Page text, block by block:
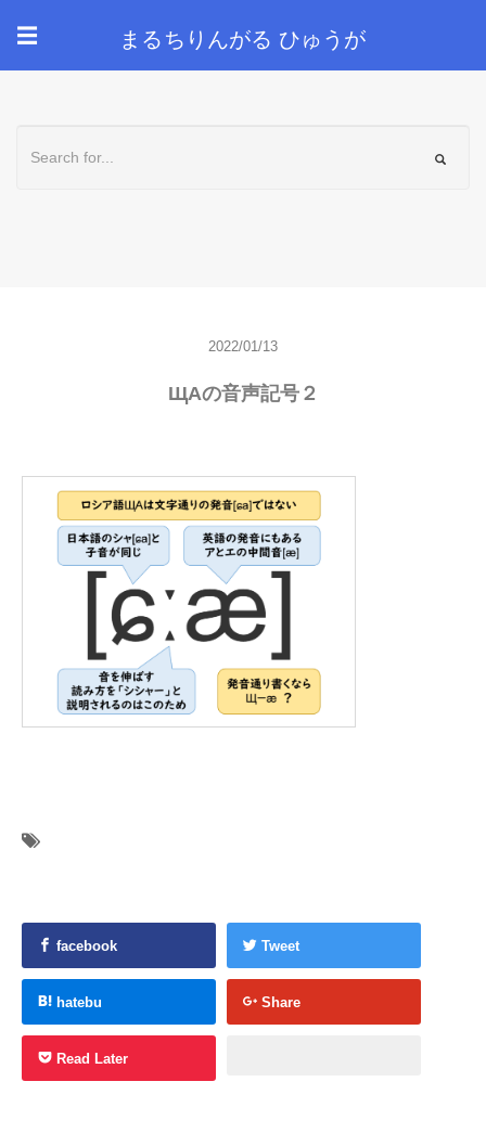
☰ まるちりんがる ひゅうが
2022/01/13
ЩАの音声記号２
facebook Tweet
hatebu Share
Read Later